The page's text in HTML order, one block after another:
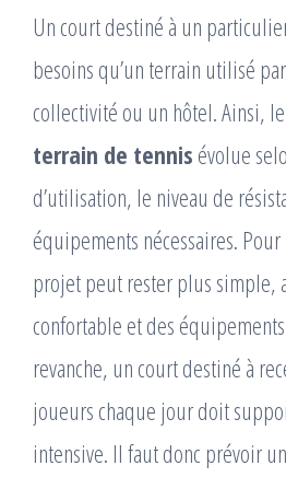
Un court destiné à un
besoins qu’un terrain utilisé
collectivité ou un hôtel. Ainsi, le
terrain de tennis évolue
d’utilisation, le niveau de
équipements nécessaires.
projet peut rester plus simple,
confortable et des
revanche, un court destiné à
joueurs chaque jour doit
intensive. Il faut donc prévoir